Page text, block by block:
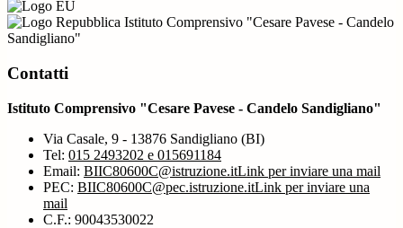
Istituto Comprensivo "Cesare Pavese - Candelo
Sandigliano"
Contatti
Istituto Comprensivo "Cesare Pavese - Candelo Sandigliano"
Via Casale, 9 - 13876 Sandigliano (BI)
Tel: 015 2493202 e 015691184
Email: BIIC80600C@istruzione.itLink per inviare una mail
PEC: BIIC80600C@pec.istruzione.itLink per inviare una
mail
C.F.: 90043530022